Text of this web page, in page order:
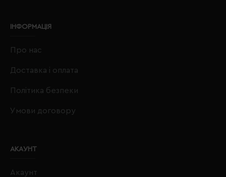
ІНФОРМАЦІЯ
Про нас
Доставка і оплата
Політика безпеки
Умови договору
АКАУНТ
Акаунт